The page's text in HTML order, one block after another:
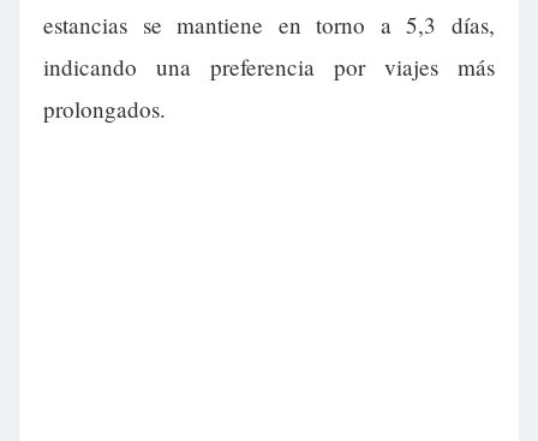
estancias se mantiene en torno a 5,3 días,
indicando una preferencia por viajes más
prolongados.